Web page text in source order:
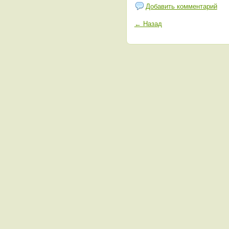
Добавить комментарий
← Назад